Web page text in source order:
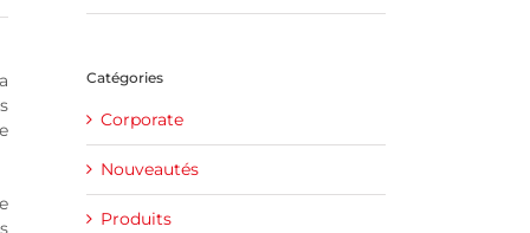
Catégories
Corporate
Nouveautés
Produits